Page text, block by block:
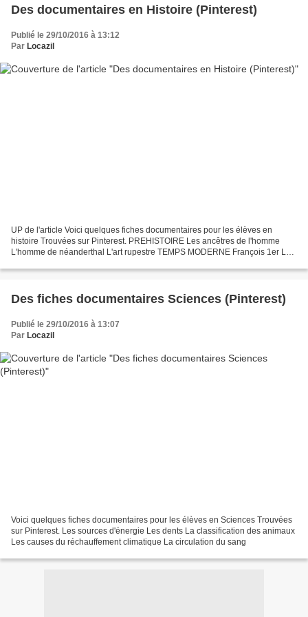
Des documentaires en Histoire (Pinterest)
Publié le 29/10/2016 à 13:12
Par Locazil
UP de l'article Voici quelques fiches documentaires pour les élèves en
histoire Trouvées sur Pinterest. PREHISTOIRE Les ancêtres de l'homme
L'homme de néanderthal L'art rupestre TEMPS MODERNE François 1er Les
Des fiches documentaires Sciences (Pinterest)
Publié le 29/10/2016 à 13:07
Par Locazil
Voici quelques fiches documentaires pour les élèves en Sciences Trouvées
sur Pinterest. Les sources d'énergie Les dents La classification des animaux
Les causes du réchauffement climatique La circulation du sang